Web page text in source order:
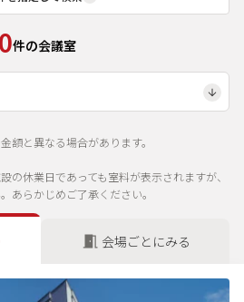
件の会議室
と異なる場合があります。
休業日であっても室料が表示されますが、
あらかじめご了承ください。
会場ごとにみる